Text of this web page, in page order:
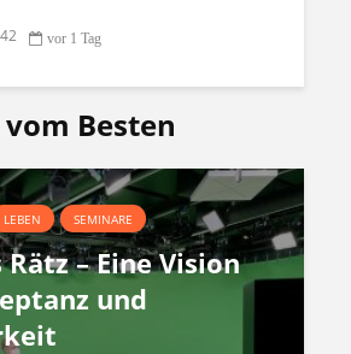
vor 1 Tag
vom Besten
LEBEN SEMINARE
– Eine Vision
und